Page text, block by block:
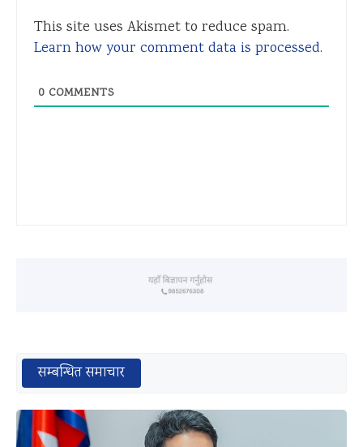
This site uses Akismet to reduce spam.
Learn how your comment data is processed.
0 COMMENTS
सम्बन्धित समाचार